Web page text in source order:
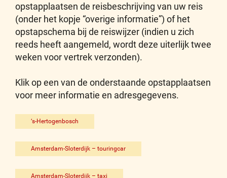
opstapplaatsen de reisbeschrijving van uw reis
(onder het kopje “overige informatie”) of het
opstapschema bij de reiswijzer (indien u zich
reeds heeft aangemeld, wordt deze uiterlijk twee
weken voor vertrek verzonden).
Klik op een van de onderstaande opstapplaatsen
voor meer informatie en adresgegevens.
‘s-Hertogenbosch
Amsterdam-Sloterdijk – touringcar
Amsterdam-Sloterdijk – taxi